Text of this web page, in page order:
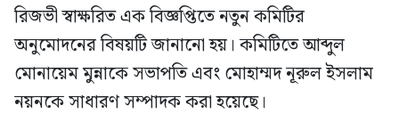
রিজভী স্বাক্ষরিত এক বিজ্ঞপ্তিতে নতুন কমিটির
অনুমোদনের বিষয়টি জানানো হয়। কমিটিতে আব্দুল
মোনায়েম মুন্নাকে সভাপতি এবং মোহাম্মদ নূরুল ইসলাম
নয়নকে সাধারণ সম্পাদক করা হয়েছে।